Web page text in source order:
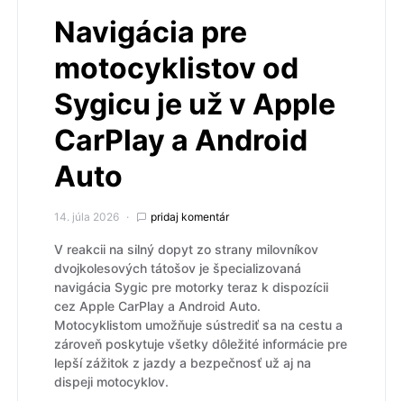
Navigácia pre
motocyklistov od
Sygicu je už v Apple
CarPlay a Android
Auto
14. júla 2026 pridaj komentár
V reakcii na silný dopyt zo strany milovníkov
dvojkolesových tátošov je špecializovaná
navigácia Sygic pre motorky teraz k dispozícii
cez Apple CarPlay a Android Auto.
Motocyklistom umožňuje sústrediť sa na cestu a
zároveň poskytuje všetky dôležité informácie pre
lepší zážitok z jazdy a bezpečnosť už aj na
dispeji motocyklov.